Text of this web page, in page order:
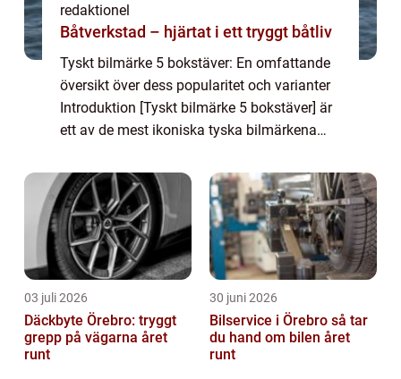
redaktionel
Båtverkstad – hjärtat i ett tryggt båtliv
Tyskt bilmärke 5 bokstäver: En omfattande
översikt över dess popularitet och varianter
Introduktion [Tyskt bilmärke 5 bokstäver] är
ett av de mest ikoniska tyska bilmärkena
högkvalitativa och pålitliga bilar....
03 juli 2026
Däckbyte Örebro: tryggt
grepp på vägarna året
runt
30 juni 2026
Bilservice i Örebro så tar
du hand om bilen året
runt